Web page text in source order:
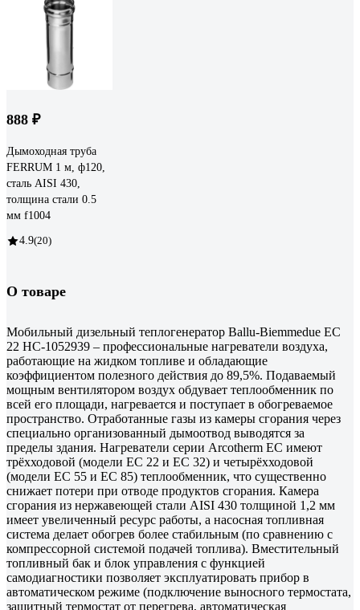
888 ₽
Дымоходная труба
FERRUM 1 м, ф120,
сталь AISI 430,
толщина стали 0.5
мм f1004
4.9(20)
О товаре
Мобильный дизельный теплогенератор Ballu-Biemmedue EC
22 НС-1052939 – профессиональные нагреватели воздуха,
работающие на жидком топливе и обладающие
коэффициентом полезного действия до 89,5%. Подаваемый
мощным вентилятором воздух обдувает теплообменник по
всей его площади, нагревается и поступает в обогреваемое
пространство. Отработанные газы из камеры сгорания через
специально организованный дымоотвод выводятся за
пределы здания. Нагреватели серии Arcotherm EC имеют
трёхходовой (модели ЕС 22 и ЕС 32) и четырёхходовой
(модели ЕС 55 и ЕС 85) теплообменник, что существенно
снижает потери при отводе продуктов сгорания. Камера
сгорания из нержавеющей стали AISI 430 толщиной 1,2 мм
имеет увеличенный ресурс работы, а насосная топливная
система делает обогрев более стабильным (по сравнению с
компрессорной системой подачей топлива). Вместительный
топливный бак и блок управления с функцией
самодиагностики позволяет эксплуатировать прибор в
автоматическом режиме (подключение выносного термостата,
защитный термостат от перегрева, автоматическая